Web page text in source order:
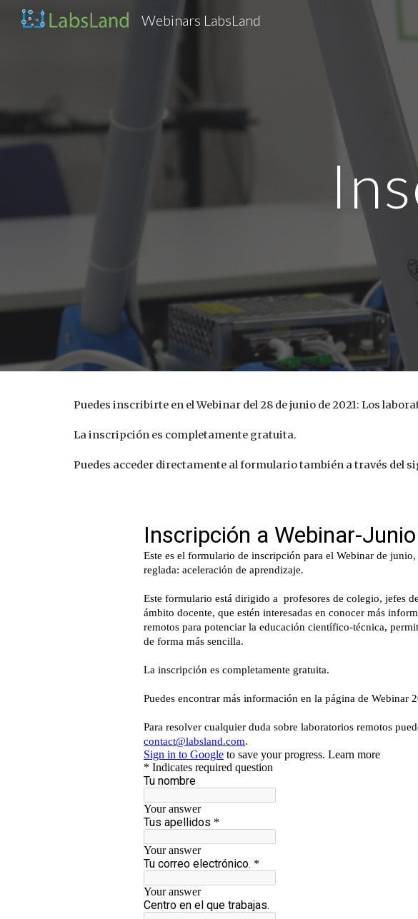
Skip to main content
Webinars LabsLand
Puedes inscribirte en el Webinar del 28 de junio de 2021: Los
La inscripción es completamente gratuita.
Puedes acceder directamente al formulario también a través del